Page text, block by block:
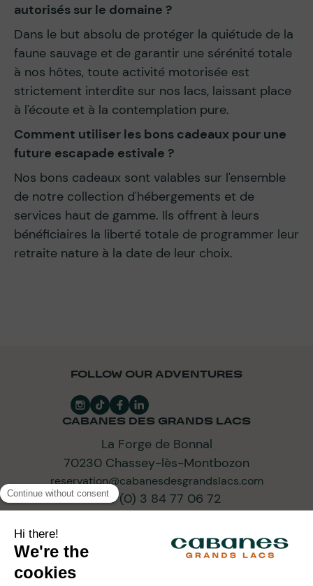
autorisés sur le domaine ?
Dans le but absolu de protéger la quiétude de la
faune sauvage et de garantir une sérénité totale
à nos hôtes, toute activité motorisée est
strictement interdite sur nos lacs, laissant place
à l'écoute et à la contemplation pure.
Comment utiliser les bons cadeaux pour une
future escapade estivale ?
Nos bons cadeaux sont valables sur l'ensemble
de notre collection d'hébergements et de
services haut de gamme. Ils offrent à leurs
bénéficiaires la liberté totale de programmer leur
retraite nature à la date de leur choix.
FOLLOW OUR ADVENTURES
CABANES DES GRANDS LACS
La Forge de Bonnal
70230 Chassey-lès-Montbozon
reservation@cabanesdesgrandslacs.com
+33 (0) 3 84 77 06 72
SUBSCRIBE TO OUR NEWSLETTER